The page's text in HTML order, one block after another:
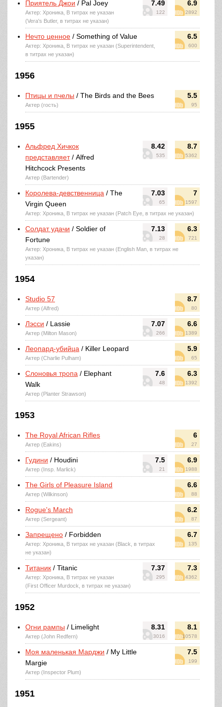
7.49
122
6.9
2892
Приятель Джои / Pal Joey
Актер: Хроника, В титрах не указан
(Vera's Butler, в титрах не указан)
6.5
600
Нечто ценное / Something of Value
Актер: Хроника, В титрах не указан (Superintendent,
в титрах не указан)
1956
5.5
95
Птицы и пчелы / The Birds and the Bees
Актер (гость)
1955
8.42
535
8.7
5362
Альфред Хичкок
представляет/ Alfred
Hitchcock Presents
Актер (Bartender)
7.03
65
7
1597
Королева-девственница / The
Virgin Queen
Актер: Хроника, В титрах не указан (Patch Eye, в титрах не указан)
7.13
28
6.3
721
Солдат удачи / Soldier of
Fortune
Актер: Хроника, В титрах не указан (English Man, в титрах не
указан)
1954
8.7
80
Studio 57
Актер (Alfred)
7.07
266
6.6
1389
Лэсси / Lassie
Актер (Milton Mason)
5.9
65
Леопард-убийца / Killer Leopard
Актер (Charlie Pulham)
7.6
48
6.3
1392
Слоновья тропа / Elephant
Walk
Актер (Planter Strawson)
1953
6
27
The Royal African Rifles
Актер (Eakins)
7.5
21
6.9
1988
Гудини / Houdini
Актер (Insp. Marlick)
6.6
88
The Girls of Pleasure Island
Актер (Wilkinson)
6.2
87
Rogue's March
Актер (Sergeant)
6.7
135
Запрещено / Forbidden
Актер: Хроника, В титрах не указан (Black, в титрах
не указан)
7.37
295
7.3
4362
Титаник / Titanic
Актер: Хроника, В титрах не указан
(First Officer Murdock, в титрах не указан)
1952
8.31
3016
8.1
10578
Огни рампы / Limelight
Актер (John Redfern)
7.5
199
Моя маленькая Марджи / My Little
Margie
Актер (Inspector Plum)
1951